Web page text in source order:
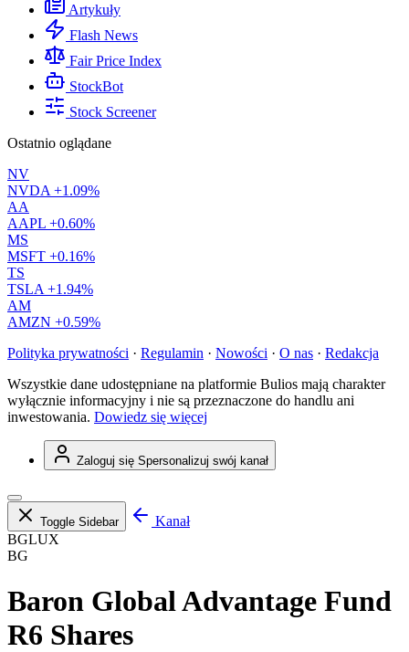
Artykuły
Flash News
Fair Price Index
StockBot
Stock Screener
Ostatnio oglądane
NV
NVDA +1.09%
AA
AAPL +0.60%
MS
MSFT +0.16%
TS
TSLA +1.94%
AM
AMZN +0.59%
Polityka prywatności · Regulamin · Nowości · O nas · Redakcja
Wszystkie dane udostępniane na platformie Bulios mają charakter
wyłącznie informacyjny i nie są przeznaczone do handlu ani
inwestowania. Dowiedz się więcej
Zaloguj się Spersonalizuj swój kanał
Toggle Sidebar
Kanał
BGLUX
BG
Baron Global Advantage Fund
R6 Shares